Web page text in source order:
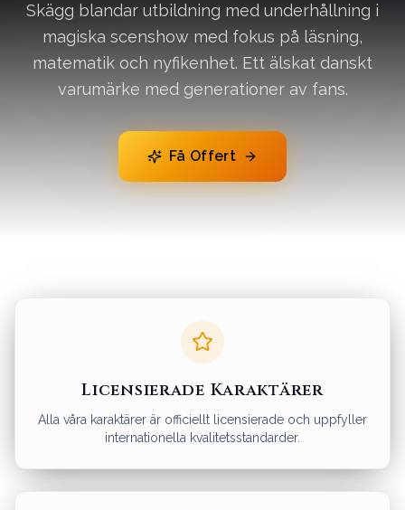
Skägg blandar utbildning med underhållning i
magiska scenshow med fokus på läsning,
matematik och nyfikenhet. Ett älskat danskt
varumärke med generationer av fans.
Få Offert
Licensierade Karaktärer
Alla våra karaktärer är officiellt licensierade och uppfyller
internationella kvalitetsstandarder.